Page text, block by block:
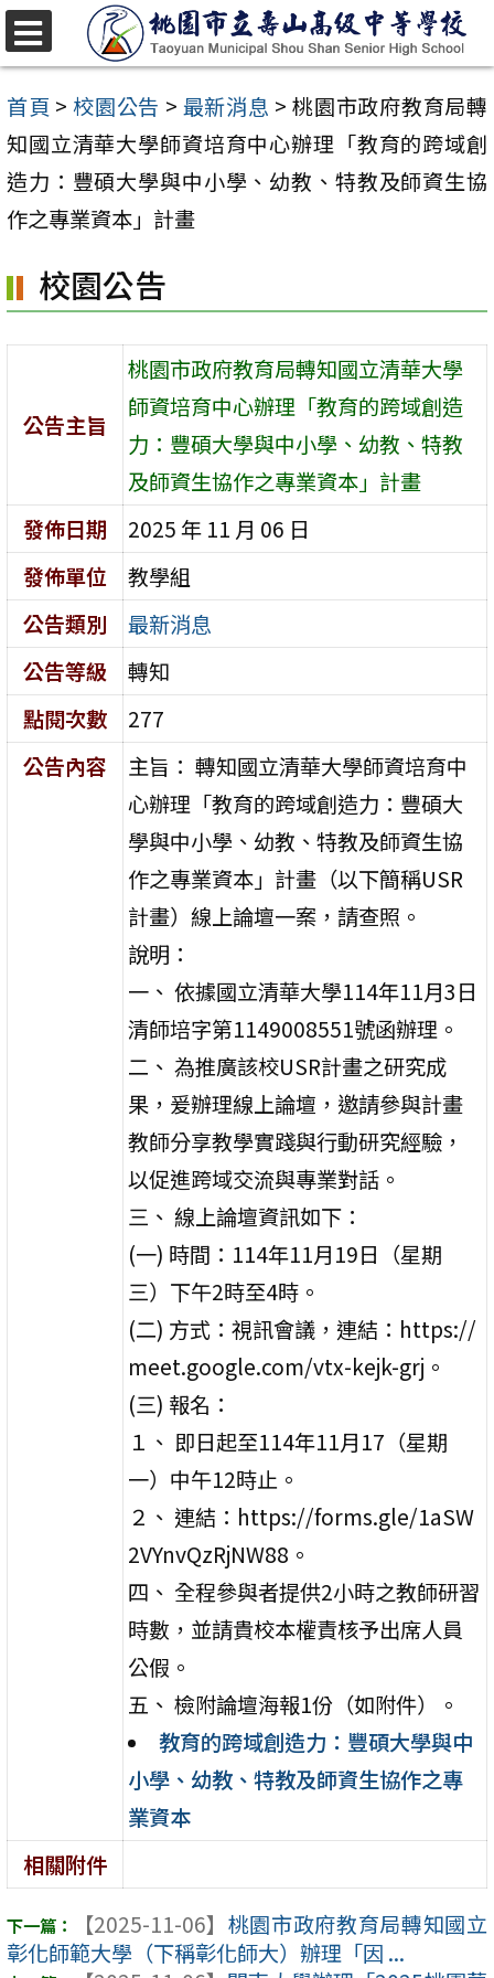
跳
至
主
要
內
容
首頁 > 校園公告 > 最新消息 > 桃園市政府教育局轉
知國立清華大學師資培育中心辦理「教育的跨域創
造力：豐碩大學與中小學、幼教、特教及師資生協
作之專業資本」計畫
校園公告
公告主旨
桃園市政府教育局轉知國立清華大學
師資培育中心辦理「教育的跨域創造
力：豐碩大學與中小學、幼教、特教
及師資生協作之專業資本」計畫
發佈日期
2025 年 11 月 06 日
發佈單位
教學組
公告類別
最新消息
公告等級
轉知
點閱次數
277
公告內容
主旨： 轉知國立清華大學師資培育中
心辦理「教育的跨域創造力：豐碩大
學與中小學、幼教、特教及師資生協
作之專業資本」計畫（以下簡稱USR
計畫）線上論壇一案，請查照。
說明：
一、 依據國立清華大學114年11月3日
清師培字第1149008551號函辦理。
二、 為推廣該校USR計畫之研究成
果，爰辦理線上論壇，邀請參與計畫
教師分享教學實踐與行動研究經驗，
以促進跨域交流與專業對話。
三、 線上論壇資訊如下：
(一) 時間：114年11月19日（星期
三）下午2時至4時。
(二) 方式：視訊會議，連結：https://
meet.google.com/vtx-kejk-grj。
(三) 報名：
１、 即日起至114年11月17（星期
一）中午12時止。
２、 連結：https://forms.gle/1aSW
2VYnvQzRjNW88。
四、 全程參與者提供2小時之教師研習
時數，並請貴校本權責核予出席人員
公假。
五、 檢附論壇海報1份（如附件）。
教育的跨域創造力：豐碩大學與中
小學、幼教、特教及師資生協作之專
業資本
相關附件
【2025-11-06】 桃園市政府教育局轉知國立
彰化師範大學（下稱彰化師大）辦理「因 ...
選
單